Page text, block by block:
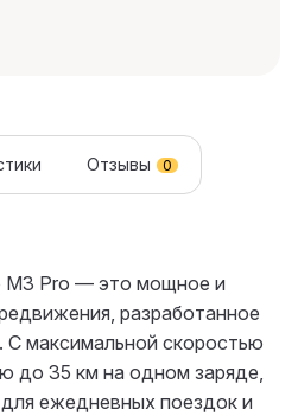
Отзывы 0
M3 Pro — это мощное и
разработанное
С максимальной скоростью
до 35 км на одном заряде,
ежедневных поездок и